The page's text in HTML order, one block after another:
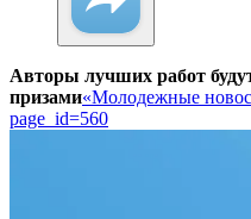
Авторы лучших работ
призами«Молодежные
page_id=560